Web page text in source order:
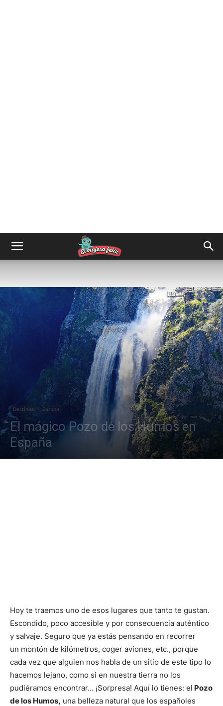
Destinos Europa
El mágico Pozo de los Humos en
España
Hoy te traemos uno de esos lugares que tanto te gustan.
Escondido, poco accesible y por consecuencia auténtico
y salvaje. Seguro que ya estás pensando en recorrer
un montón de kilómetros, coger aviones, etc., porque
cada vez que alguien nos habla de un sitio de este tipo lo
hacemos lejano, como si en nuestra tierra no los
pudiéramos encontrar… ¡Sorpresa! Aquí lo tienes: el Pozo
de los Humos, una belleza natural que los españoles